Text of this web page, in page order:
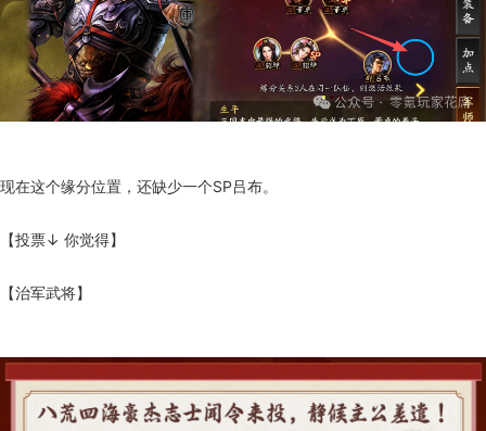
现在这个缘分位置，还缺少一个SP吕布。
【投票↓ 你觉得】
【治军武将】